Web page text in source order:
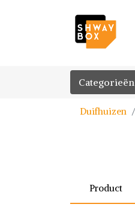
Categorieën
Duifhuizen
Product